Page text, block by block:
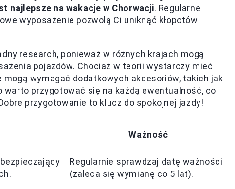
najlepsze na wakacje w Chorwacji. Regularne
wyposażenie pozwolą Ci uniknąć kłopotów
research, ponieważ w różnych krajach mogą
pojazdów. Chociaż w teorii wystarczy mieć
wymagać dodatkowych akcesoriów, takich jak
przygotować się na każdą ewentualność, co
przygotowanie to klucz do spokojnej jazdy!
Ważność
Regularnie sprawdzaj datę ważności
(zaleca się wymianę co 5 lat).